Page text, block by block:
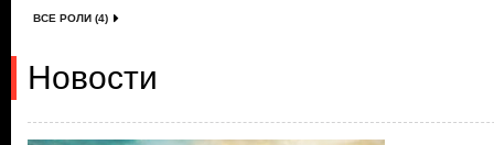
ВСЕ РОЛИ (4)
Новости